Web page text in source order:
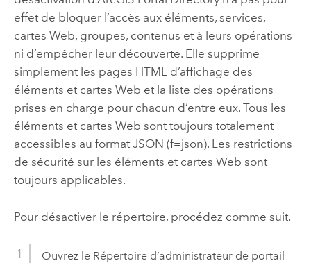
effet de bloquer l’accès aux éléments, services,
cartes Web, groupes, contenus et à leurs opérations
ni d’empêcher leur découverte. Elle supprime
simplement les pages HTML d’affichage des
éléments et cartes Web et la liste des opérations
prises en charge pour chacun d’entre eux. Tous les
éléments et cartes Web sont toujours totalement
accessibles au format JSON (f=json). Les restrictions
de sécurité sur les éléments et cartes Web sont
toujours applicables.
Pour désactiver le répertoire, procédez comme suit.
Ouvrez le Répertoire d’administrateur de portail